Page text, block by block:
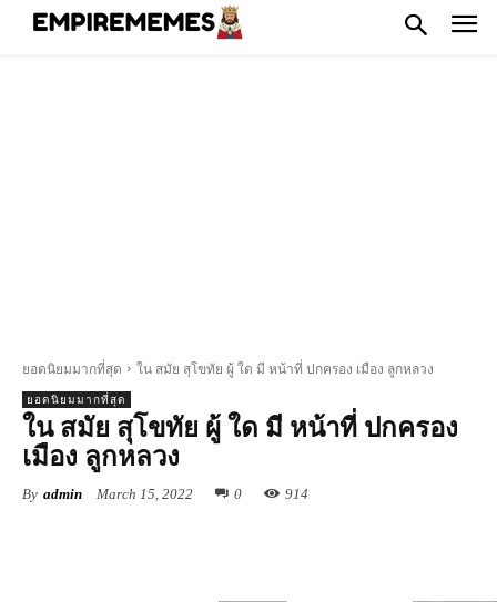
ยอดนิยมมากที่สุด ใน สมัย สุโขทัย ผู้ ใด มี หน้าที่ ปกครอง เมือง ลูกหลวง
ยอดนิยมมากที่สุด
ใน สมัย สุโขทัย ผู้ ใด มี หน้าที่ ปกครอง
เมือง ลูกหลวง
By admin March 15, 2022 0 914